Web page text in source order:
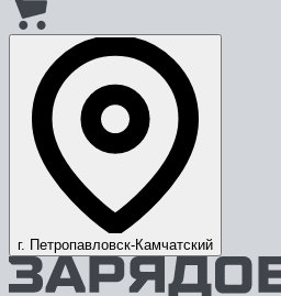
г. Петропавловск-Камчатский